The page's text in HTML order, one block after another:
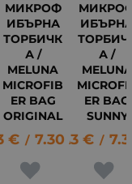
МИКРОФ
ИБЪРНА
ТОРБИЧК
А /
MELUNA
MICROFIB
ER BAG
ORIGINAL
€ / 7.30 лв.
А /
MELUNA
ER BAG
SUNNY
3.73 € /